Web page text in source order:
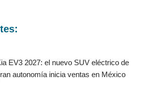
EV3 2027: el nuevo SUV eléctrico de
autonomía inicia ventas en México